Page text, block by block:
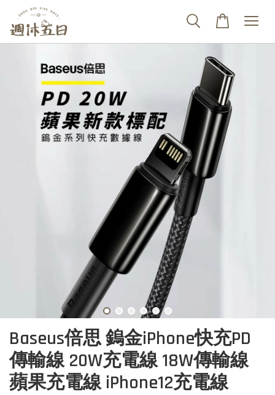
Baseus倍思 鎢金iPhone快充PD
傳輸線 20W充電線 18W傳輸線
蘋果充電線 iPhone12充電線